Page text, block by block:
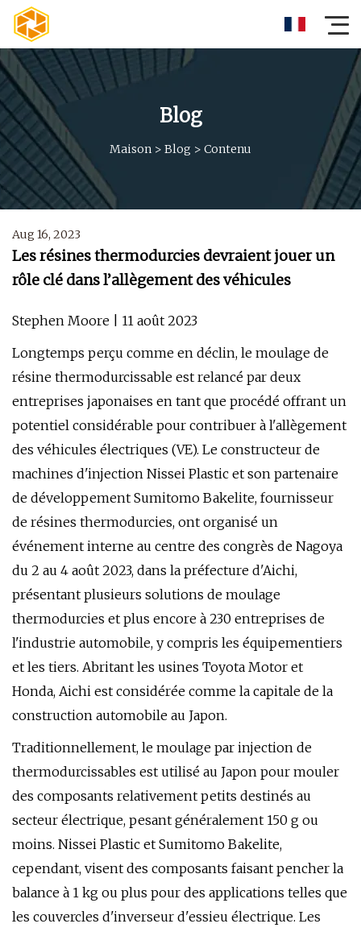
Blog
Maison > Blog > Contenu
Aug 16, 2023
Les résines thermodurcies devraient jouer un
rôle clé dans l’allègement des véhicules
Stephen Moore | 11 août 2023
Longtemps perçu comme en déclin, le moulage de
résine thermodurcissable est relancé par deux
entreprises japonaises en tant que procédé offrant un
potentiel considérable pour contribuer à l'allègement
des véhicules électriques (VE). Le constructeur de
machines d'injection Nissei Plastic et son partenaire
de développement Sumitomo Bakelite, fournisseur
de résines thermodurcies, ont organisé un
événement interne au centre des congrès de Nagoya
du 2 au 4 août 2023, dans la préfecture d'Aichi,
présentant plusieurs solutions de moulage
thermodurcies et plus encore à 230 entreprises de
l'industrie automobile, y compris les équipementiers
et les tiers. Abritant les usines Toyota Motor et
Honda, Aichi est considérée comme la capitale de la
construction automobile au Japon.
Traditionnellement, le moulage par injection de
thermodurcissables est utilisé au Japon pour mouler
des composants relativement petits destinés au
secteur électrique, pesant généralement 150 g ou
moins. Nissei Plastic et Sumitomo Bakelite,
cependant, visent des composants faisant pencher la
balance à 1 kg ou plus pour des applications telles que
les couvercles d'inverseur d'essieu électrique. Les